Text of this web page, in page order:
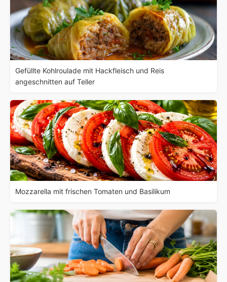
Gefüllte Kohlroulade mit Hackfleisch und Reis
angeschnitten auf Teller
Mozzarella mit frischen Tomaten und Basilikum